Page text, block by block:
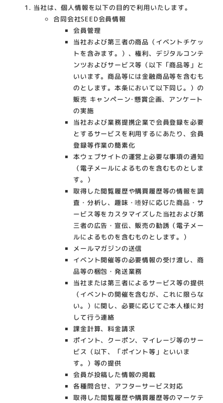
当社は、個人情報を以下の目的で利用いたします。
合同会社SEED会員情報
会員管理
当社および第三者の商品（イベントチケッ
トを含みます。）、権利、デジタルコンテ
ンツおよびサービス等（以下「商品等」と
いいます。商品等には金融商品等を含むも
のとします。本条において以下同じ。）の
販売 キャンペーン･懸賞企画、アンケート
の実施
当社および業務提携企業で会員登録を必要
とするサービスを利用するにあたり、会員
登録等作業の簡素化
本ウェブサイトの運営上必要な事項の通知
（電子メールによるものを含むものとしま
す。）
取得した閲覧履歴や購買履歴等の情報を調
査・分析し、趣味・嗜好に応じた商品・サ
ービス等をカスタマイズした当社および第
三者の広告・宣伝、販売の勧誘（電子メー
ルによるものを含むものとします。）
メールマガジンの送信
イベント開催等の必要情報の受け渡し、商
品等の梱包・発送業務
当社または第三者によるサービス等の提供
（イベントの開催を含むが、これに限らな
い。）に関し、必要に応じてご本人様に対
して行う連絡
課金計算、料金請求
ポイント、クーポン、マイレージ等のサー
ビス（以下、「ポイント等」といいま
す。）等の提供
会員が投稿した情報の掲載
各種問合せ、アフターサービス対応
取得した閲覧履歴や購買履歴等のマーケテ